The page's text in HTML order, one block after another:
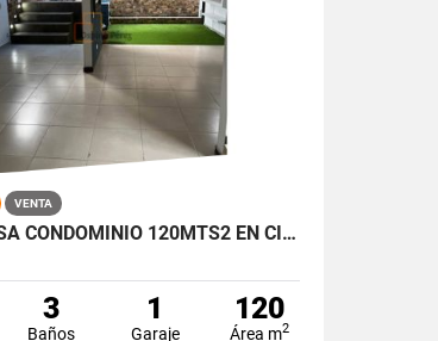
VENTA
VENTA CASA CONDOMINIO 120MTS2 EN CIUDAD COUNTRY, JAMUNDÍ 14953-1
3
Baños
1
Garaje
120
Área m2